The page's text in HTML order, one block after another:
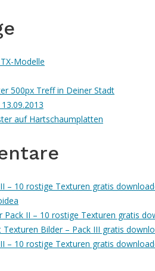
Modelle
500px Treff in Deiner Stadt
auf Hartschaumplatten
– 10 rostige Texturen gratis
Pack II – 10 rostige Texturen gratis
Texturen Bilder – Pack III gratis
– 10 rostige Texturen gratis